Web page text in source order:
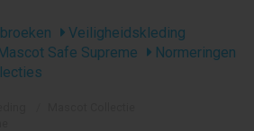
Veiligheidskleding
Safe Supreme
Normeringen